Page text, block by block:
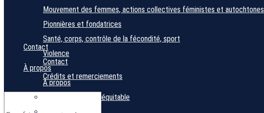
Contact
Contact
Crédits et remerciements
Mouvement des femmes, actions collectives féministes et autochtones
Pionnières et fondatrices
Santé, corps, contrôle de la fécondité, sport
Violence
À propos
À propos
Clause d’utilisation équitable